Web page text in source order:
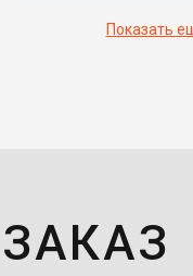
Показать